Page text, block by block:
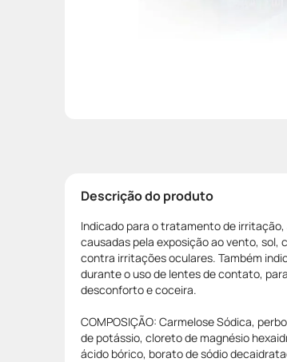
Descrição do produto
Indicado para o tratamento de
causadas pela exposição ao vento,
contra irritações oculares. Também
durante o uso de lentes de contato,
desconforto e coceira.
COMPOSIÇÃO: Carmelose Sódica,
de potássio, cloreto de magnésio
ácido bórico, borato de sódio